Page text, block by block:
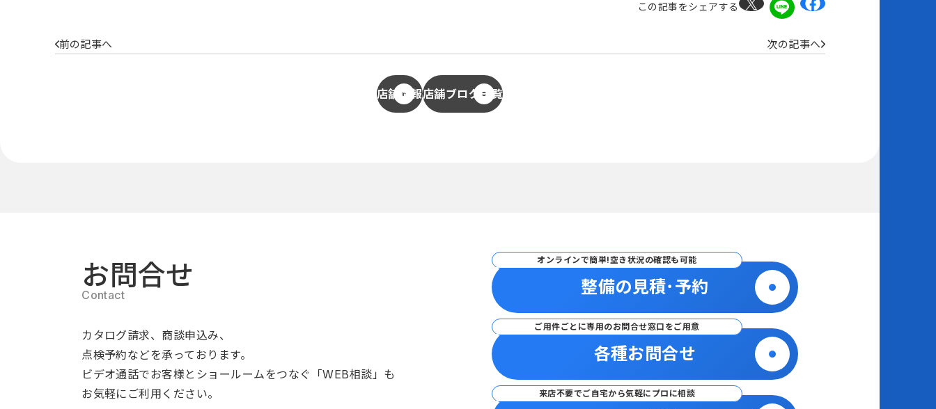
この記事をシェアする
前の記事へ 次の記事へ
店舗情報店舗ブログ一覧
お問合せ
カタログ請求、商談申込み、
点検予約などを承っております。
ビデオ通話でお客様とショールームをつなぐ
「WEB相談」も
お気軽にご利用ください。
オンラインで簡単!空き状況の確認も可能
整備の見積･予約
ご用件ごとに専用のお問合せ窓口をご用意
各種お問合せ
来店不要でご自宅から気軽にプロに相談